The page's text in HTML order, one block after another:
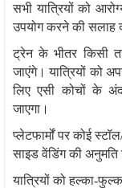
सभी यात्रियों को
उपयोग करने की सलाह
ट्रेन के भीतर किसी
जाएंगे। यात्रियों को
लिए एसी कोचों के
जाएगा।
प्लेटफार्मों पर कोई
साइड वेंडिंग की अनुमति
यात्रियों को हल्का-